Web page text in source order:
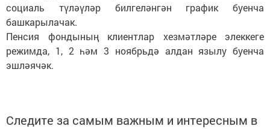
социаль түләүләр билгеләнгән график буенча
башкарылачак.
Пенсия фондының клиентлар хезмәтләре элеккеге
режимда, 1, 2 һәм 3 ноябрьдә алдан язылу буенча
эшләячәк.
Следите за самым важным и интересным в